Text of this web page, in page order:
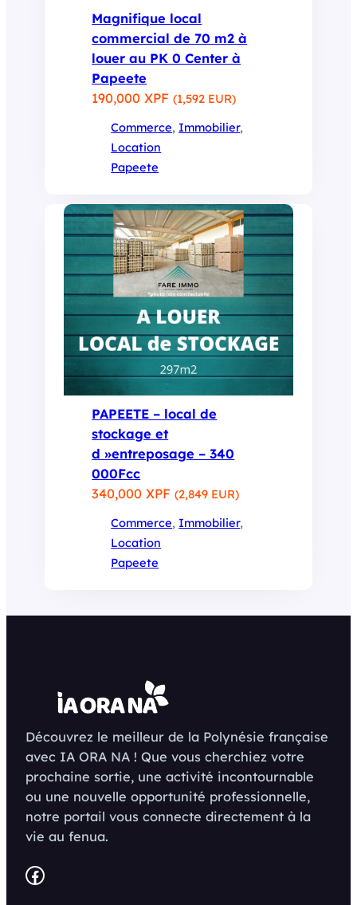
Magnifique local
commercial de 70 m2 à
louer au PK 0 Center à
Papeete
190,000 XPF(1,592 EUR)
Commerce, Immobilier
Location
Papeete
PAPEETE – local de
stockage et
d »entreposage – 340
000Fcc
340,000 XPF(2,849 EUR)
Commerce, Immobilier
Location
Papeete
Découvrez le meilleur de la Polynésie française
avec IA ORA NA ! Que vous cherchiez votre
prochaine sortie, une activité incontournable
ou une nouvelle opportunité professionnelle,
notre portail vous connecte directement à la
vie au fenua.
Facebook